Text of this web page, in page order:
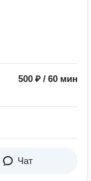
500 ₽ / 60 мин
Чат